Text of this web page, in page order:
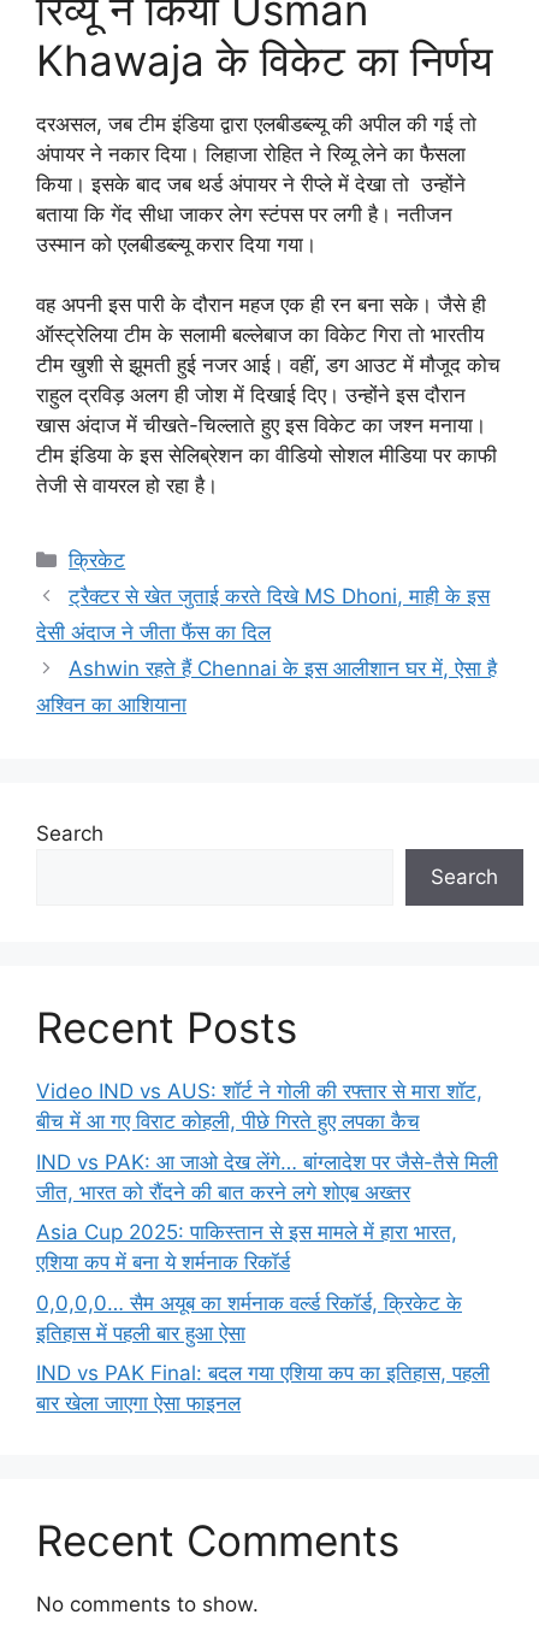
Khawaja के विकेट का निर्णय
दरअसल, जब टीम इंडिया द्वारा एलबीडब्ल्यू की अपील की गई तो
अंपायर ने नकार दिया। लिहाजा रोहित ने रिव्यू लेने का फैसला
किया। इसके बाद जब थर्ड अंपायर ने रीप्ले में देखा तो उन्होंने
बताया कि गेंद सीधा जाकर लेग स्टंपस पर लगी है। नतीजन
उस्मान को एलबीडब्ल्यू करार दिया गया।
वह अपनी इस पारी के दौरान महज एक ही रन बना सके। जैसे ही
ऑस्ट्रेलिया टीम के सलामी बल्लेबाज का विकेट गिरा तो भारतीय
टीम खुशी से झूमती हुई नजर आई। वहीं, डग आउट में मौजूद कोच
राहुल द्रविड़ अलग ही जोश में दिखाई दिए। उन्होंने इस दौरान
खास अंदाज में चीखते-चिल्लाते हुए इस विकेट का जश्न मनाया।
टीम इंडिया के इस सेलिब्रेशन का वीडियो सोशल मीडिया पर काफी
तेजी से वायरल हो रहा है।
Categories
क्रिकेट
ट्रैक्टर से खेत जुताई करते दिखे MS Dhoni, माही के इस
देसी अंदाज ने जीता फैंस का दिल
Ashwin रहते हैं Chennai के इस आलीशान घर में, ऐसा है
अश्विन का आशियाना
Search
Search
Recent Posts
Video IND vs AUS: शॉर्ट ने गोली की रफ्तार से मारा शॉट,
बीच में आ गए विराट कोहली, पीछे गिरते हुए लपका कैच
IND vs PAK: आ जाओ देख लेंगे… बांग्लादेश पर जैसे-तैसे मिली
जीत, भारत को रौंदने की बात करने लगे शोएब अख्तर
Asia Cup 2025: पाकिस्तान से इस मामले में हारा भारत,
एशिया कप में बना ये शर्मनाक रिकॉर्ड
0,0,0,0… सैम अयूब का शर्मनाक वर्ल्ड रिकॉर्ड, क्रिकेट के
इतिहास में पहली बार हुआ ऐसा
IND vs PAK Final: बदल गया एशिया कप का इतिहास, पहली
बार खेला जाएगा ऐसा फाइनल
Recent Comments
No comments to show.